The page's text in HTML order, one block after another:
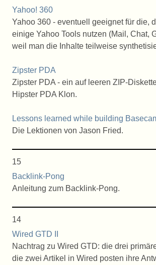
Yahoo! 360
Yahoo 360 - eventuell geeignet für die,
einige Yahoo Tools nutzen (Mail, Chat,
weil man die Inhalte teilweise
Zipster PDA
Zipster PDA - ein auf leeren ZIP-
Hipster PDA Klon.
Lessons learned while building
Die Lektionen von Jason Fried.
15
Backlink-Pong
Anleitung zum Backlink-Pong.
14
Wired GTD II
Nachtrag zu Wired GTD: die drei
die zwei Artikel in Wired posten ihre